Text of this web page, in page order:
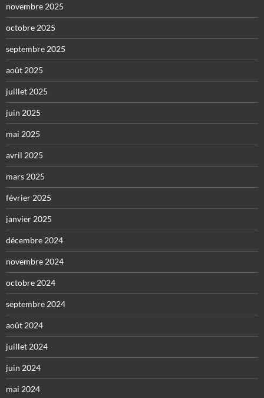
novembre 2025
octobre 2025
septembre 2025
août 2025
juillet 2025
juin 2025
mai 2025
avril 2025
mars 2025
février 2025
janvier 2025
décembre 2024
novembre 2024
octobre 2024
septembre 2024
août 2024
juillet 2024
juin 2024
mai 2024